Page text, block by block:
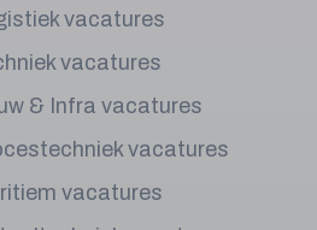
vacatures
vacatures
& Infra vacatures
vacatures
vacatures